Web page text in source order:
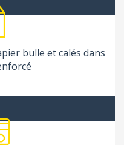
bulle et calés dans